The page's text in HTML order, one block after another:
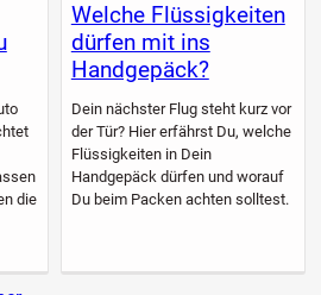
die
Welche Flüssigkeiten
dürfen mit ins
Handgepäck?
Dein nächster Flug steht kurz vor
der Tür? Hier erfährst Du, welche
Flüssigkeiten in Dein
Handgepäck dürfen und worauf
Du beim Packen achten solltest.